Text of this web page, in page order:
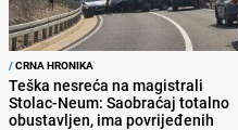
/CRNA HRONIKA
Teška nesreća na magistrali
Stolac-Neum: Saobraćaj totalno
obustavljen, ima povrijeđenih